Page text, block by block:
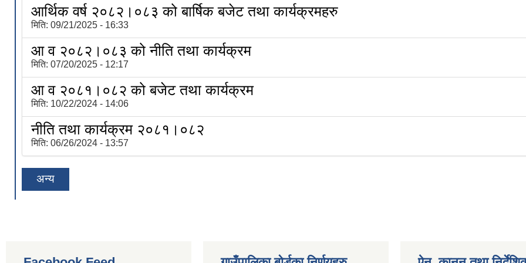
आर्थिक वर्ष २०८२।०८३ को बार्षिक बजेट तथा कार्यक्रमहरु
मिति: 09/21/2025 - 16:33
आ व २०८२।०८३ को नीति तथा कार्यक्रम
मिति: 07/20/2025 - 12:17
आ व २०८१।०८२ को बजेट तथा कार्यक्रम
मिति: 10/22/2024 - 14:06
नीति तथा कार्यक्रम २०८१।०८२
मिति: 06/26/2024 - 13:57
अन्य